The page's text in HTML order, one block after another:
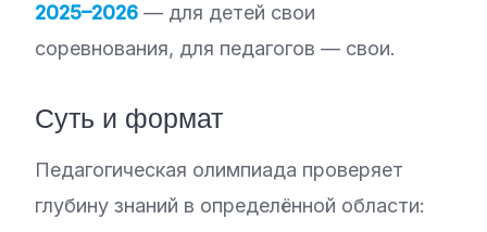
2025–2026 — для детей свои
соревнования, для педагогов — свои.
Суть и формат
Педагогическая олимпиада проверяет
глубину знаний в определённой области: